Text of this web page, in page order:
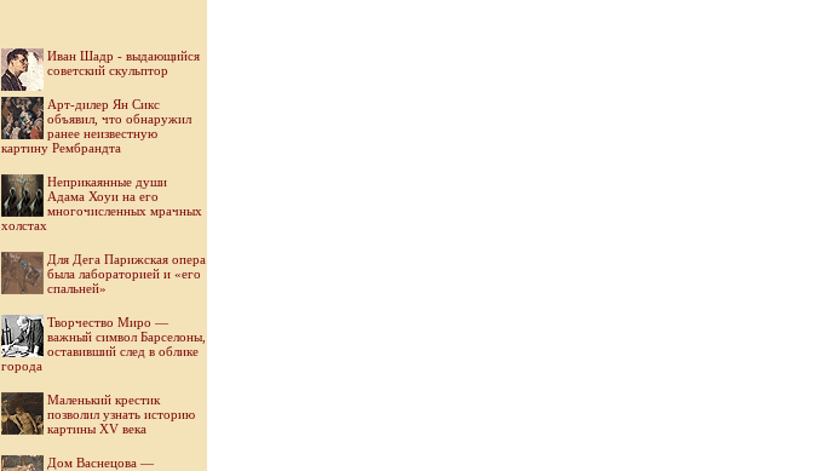
Иван Шадр - выдающийся
советский скульптор
Арт-дилер Ян Сикс
объявил, что обнаружил
ранее неизвестную
картину Рембрандта
Неприкаянные души
Адама Хоуи на его
многочисленных мрачных
холстах
Для Дега Парижская опера
была лабораторией и «его
спальней»
Творчество Миро —
важный символ Барселоны,
оставивший след в облике
города
Маленький крестик
позволил узнать историю
картины XV века
Дом Васнецова —